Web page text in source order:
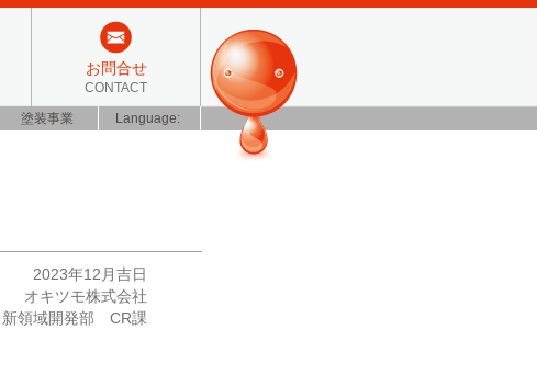
お問合せ
CONTACT
塗装事業 Language:
2023年12月吉日
オキツモ株式会社
新領域開発部 CR課